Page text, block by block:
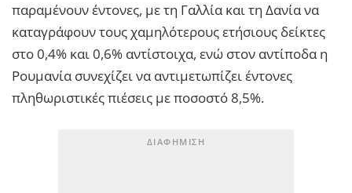
παραμένουν έντονες, με τη Γαλλία και τη Δανία να
καταγράφουν τους χαμηλότερους ετήσιους δείκτες
στο 0,4% και 0,6% αντίστοιχα, ενώ στον αντίποδα η
Ρουμανία συνεχίζει να αντιμετωπίζει έντονες
πληθωριστικές πιέσεις με ποσοστό 8,5%.